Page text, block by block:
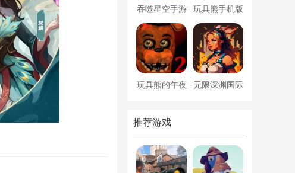
吞噬星空手游 玩具熊手机版
下载1无限电
玩具熊的午夜 无限深渊国际
推荐游戏